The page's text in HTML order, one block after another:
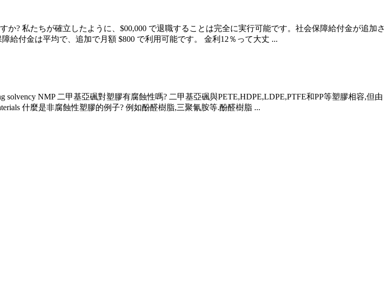
か? 私たちが確立したように、$00,000 で退職することは完全に実行可能です。社会保障給付金が追加さ
給付金は平均で、追加で月額 $800 で利用可能です。 金利12％って大丈 ...
NMP 二甲基亞碸對塑膠有腐蝕性嗎? 二甲基亞碸與PETE,HDPE,LDPE,PTFE和PP等塑膠相容,但由
什麼是非腐蝕性塑膠的例子? 例如酚醛樹脂,三聚氰胺等.酚醛樹脂 ...